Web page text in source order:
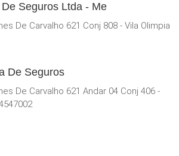
Seguros Ltda - Me
De Carvalho 621 Conj 808 - Vila Olimpia
De Seguros
De Carvalho 621 Andar 04 Conj 406 -